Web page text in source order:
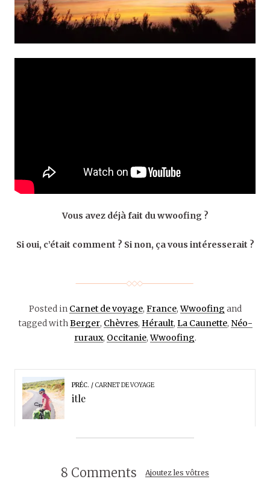
Vous avez déjà fait du wwoofing ?
Si oui, c’était comment ? Si non, ça vous intéresserait ?
Posted in Carnet de voyage, France,Wwoofing and
tagged withBerger, Chèvres, Hérault, La Caunette, Néo-
ruraux, Occitanie,Wwoofing.
PRÉC. CARNET DE VOYAGE
itle
8 Comments Ajoutez les vôtres